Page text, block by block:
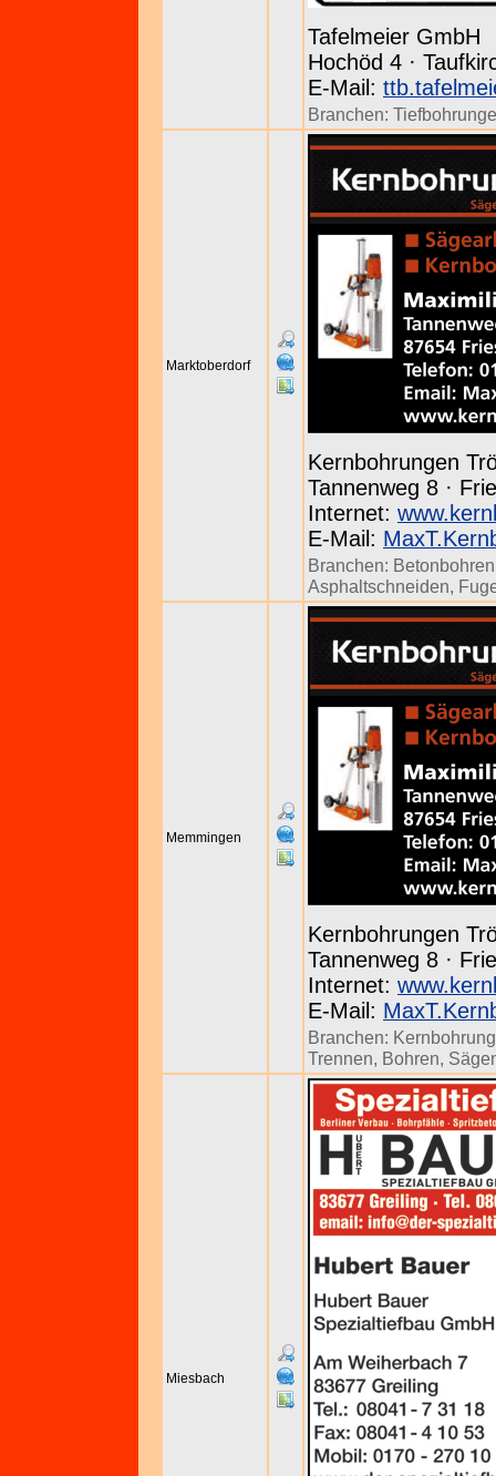
Tafelmeier GmbH
Hochöd 4 ·
E-Mail:
Branchen:
Marktoberdorf
Kernbohrungen
Tannenweg 8 ·
Internet:
E-Mail:
Branchen: Betonbohren
Asphaltschneiden,
Memmingen
Kernbohrungen
Tannenweg 8 ·
Internet:
E-Mail:
Branchen:
Trennen, Bohren,
Miesbach